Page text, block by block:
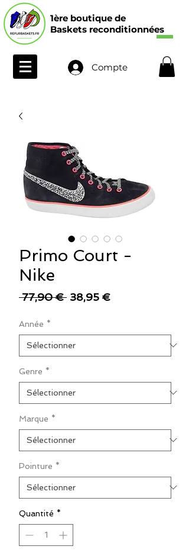
1ère boutique de
Baskets reconditionnées
Compte
Primo Court -
Nike
77,90 € Prix
38,95 €Prix
Année *
Genre *
Marque *
Pointure *
Quantité *